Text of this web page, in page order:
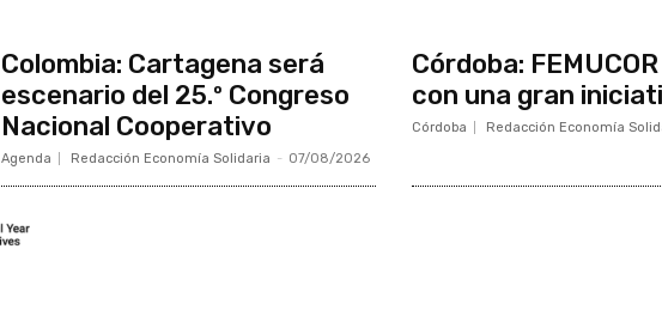
Colombia: Cartagena será
escenario del 25.º Congreso
Nacional Cooperativo
Agenda Redacción Economía Solidaria - 07/08/2026
Córdoba:
con una gran
Córdoba Redacción Economía